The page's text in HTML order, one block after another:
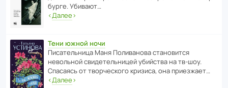
бурге. Убивают…
‹Далее›
Тени южной ночи
Писа­тель­ница Маня Поли­ва­нова стано­вится
невольной свиде­тель­ницей убийства на тв-шоу.
Спасаясь от твор­че­с­кого кризиса, она приезжает…
‹Далее›